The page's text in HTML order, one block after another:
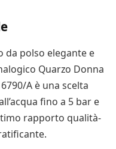
da polso elegante e
Quarzo Donna
A è una scelta
fino a 5 bar e
rapporto qualità-